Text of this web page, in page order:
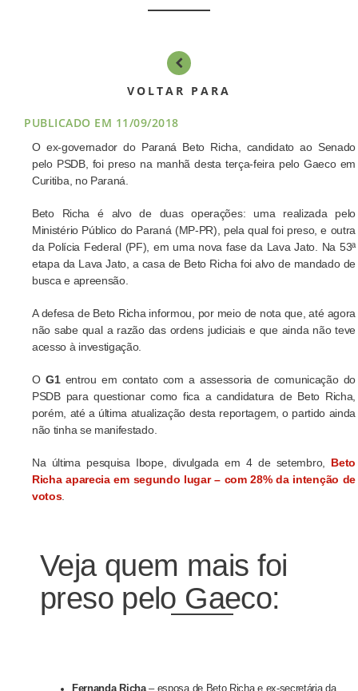
VÍDEOS
FILIAÇÃO
PROGRAMA
AROEIRA
CONTATO
VOLTAR PARA
PUBLICADO EM 11/09/2018
O ex-governador do Paraná Beto Richa, candidato ao Senado
pelo PSDB, foi preso na manhã desta terça-feira pelo Gaeco em
Curitiba, no Paraná.
Beto Richa é alvo de duas operações: uma realizada pelo
Ministério Público do Paraná (MP-PR), pela qual foi preso, e outra
da Polícia Federal (PF), em uma nova fase da Lava Jato. Na 53ª
etapa da Lava Jato, a casa de Beto Richa foi alvo de mandado de
busca e apreensão.
A defesa de Beto Richa informou, por meio de nota que, até agora
não sabe qual a razão das ordens judiciais e que ainda não teve
acesso à investigação.
O G1entrou em contato com a assessoria de comunicação do
PSDB para questionar como fica a candidatura de Beto Richa,
porém, até a última atualização desta reportagem, o partido ainda
não tinha se manifestado.
Na última pesquisa Ibope, divulgada em 4 de setembro,
Beto
Richa aparecia em segundo lugar – com 28% da intenção de
votos.
Veja quem mais foi
preso pelo Gaeco:
Fernanda Richa– esposa de Beto Richa e ex-secretária da